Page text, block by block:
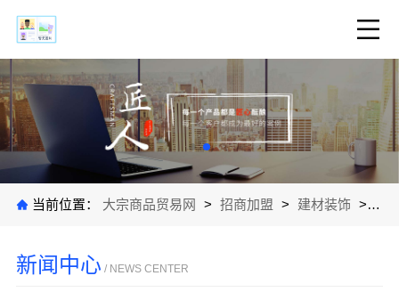
当前位置： 大宗商品贸易网 > 招商加盟 > 建材装饰 > 公
新闻中心 / NEWS CENTER